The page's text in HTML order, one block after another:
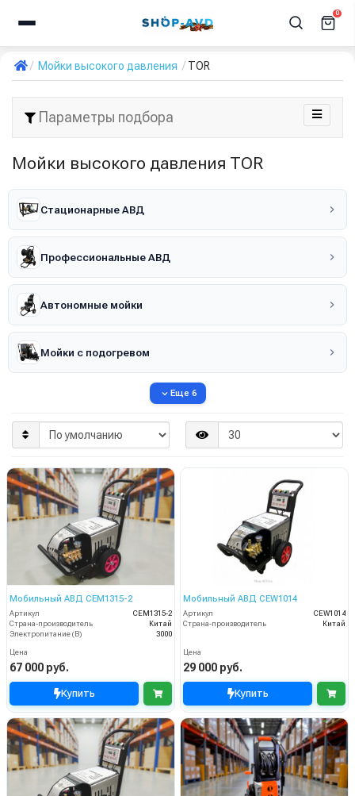
0
Мойки высокого давления TOR
Параметры подбора
Мойки высокого давления TOR
Стационарные АВД
Профессиональные АВД
Автономные мойки
Мойки с подогревом
Еще 6
Мобильный АВД CEM1315-2
Артикул
CEM1315-2
Страна-производитель
Китай
Электропитание (В)
3000
Цена
67 000 руб.
Купить
Мобильный АВД CEW1014
Артикул
CEW1014
Страна-производитель
Китай
Цена
29 000 руб.
Купить